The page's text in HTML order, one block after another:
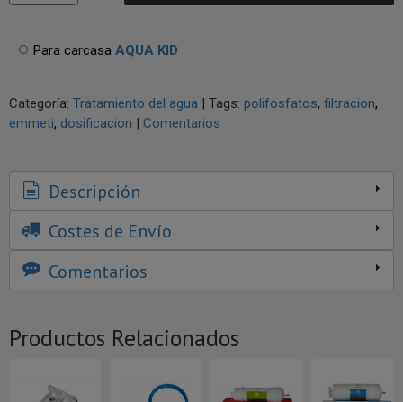
Para carcasa AQUA KID
Categoría: Tratamiento del agua | Tags: polifosfatos filtracion
emmeti dosificacion | Comentarios
Descripción
Costes de Envío
Comentarios
Productos Relacionados